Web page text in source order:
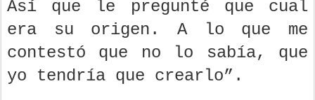
Así que le pregunté que cual
era su origen. A lo que me
contestó que no lo sabía, que
yo tendría que crearlo”.